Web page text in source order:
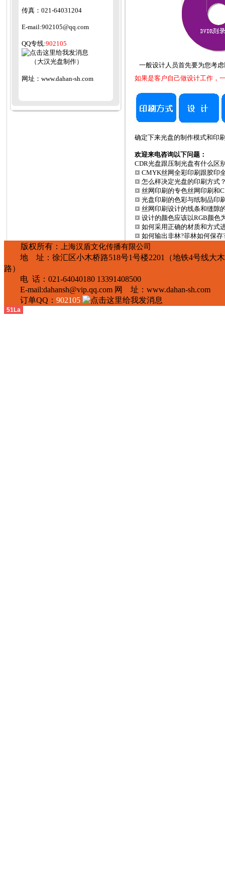
传真： 021-64031204
E-mail:902105@qq.com
QQ专线:902105
（大汉光盘制作）
网址： www.dahan-sh.com
一般设计人员首先要为您考
如果是客户自己做设计工作，
确定下来光盘的制作模式和印
欢迎来电咨询以下问题：
CDR光盘跟压制光盘有什么区
CMYK丝网全彩印刷跟胶印
怎么样决定光盘的印刷方式
丝网印刷的专色丝网印刷和
光盘印刷的色彩与纸制品印
丝网印刷设计的线条和缝隙
设计的颜色应该以RGB颜色
如何采用正确的材质和方式
如何输出非林?菲林如何保存
版权所有： 上海汉盾文化传播有限公司
地 址： 徐汇区小木桥路518号1号楼2201 （地铁4号线大
路）
电 话： 021-64040180 13391408500
E-mail:dahansh@vip.qq.com 网 址： www.dahan-sh.com
订单QQ： 902105
51La